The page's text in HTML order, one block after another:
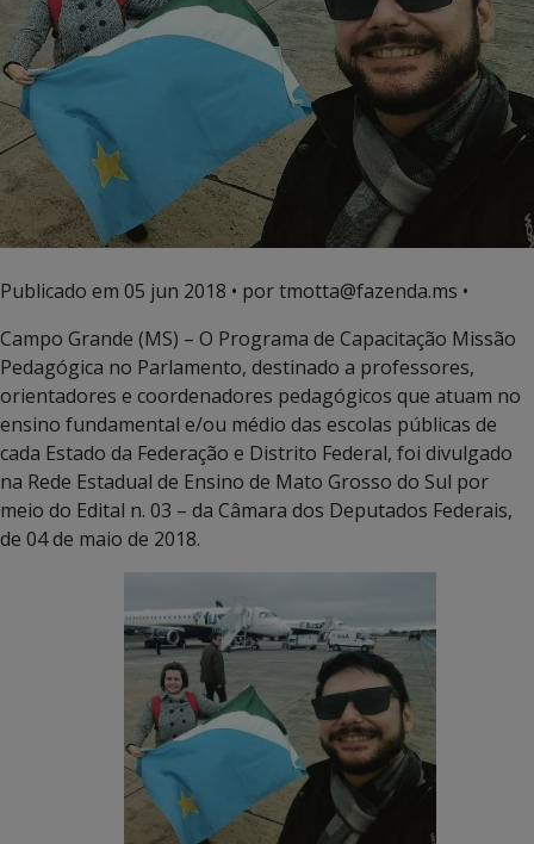
Publicado em 05 jun 2018 • por tmotta@fazenda.ms •
Campo Grande (MS) – O Programa de Capacitação Missão
Pedagógica no Parlamento, destinado a professores,
orientadores e coordenadores pedagógicos que atuam no
ensino fundamental e/ou médio das escolas públicas de
cada Estado da Federação e Distrito Federal, foi divulgado
na Rede Estadual de Ensino de Mato Grosso do Sul por
meio do Edital n. 03 – da Câmara dos Deputados Federais,
de 04 de maio de 2018.